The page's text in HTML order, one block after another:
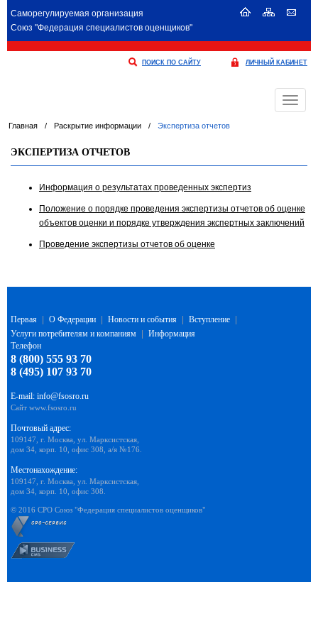
Саморегулируемая организация
Союз "Федерация специалистов оценщиков"
ПОИСК ПО САЙТУ ЛИЧНЫЙ КАБИНЕТ
Меню
Главная / Раскрытие информации / Экспертиза отчетов
ЭКСПЕРТИЗА ОТЧЕТОВ
Информация о результатах проведенных экспертиз
Положение о порядке проведения экспертизы отчетов об оценке
объектов оценки и порядке утверждения экспертных заключений
Проведение экспертизы отчетов об оценке
Первая О Федерации Новости и события Вступление
Услуги потребителям и компаниям
Информация
Телефон
8 (800) 555 93 70
8 (495) 107 93 70
E-mail: info@fsosro.ru
Сайт www.fsosro.ru
Почтовый адрес:
109147, г. Москва, ул. Марксистская,
дом 34, корп. 10, офис 308, а/я №176.
Местонахождение:
109147, г. Москва, ул. Марксистская,
дом 34, корп. 10, офис 308.
© 2016 СРО Союз "Федерация специалистов оценщиков"